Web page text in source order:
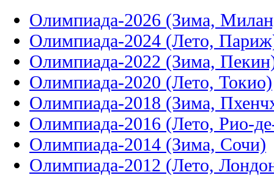
Олимпиада-2026 (Зима,
Олимпиада-2024 (Лето,
Олимпиада-2022 (Зима,
Олимпиада-2020 (Лето, Токио)
Олимпиада-2018 (Зима,
Олимпиада-2016 (Лето, Рио-
Олимпиада-2014 (Зима, Сочи)
Олимпиада-2012 (Лето,